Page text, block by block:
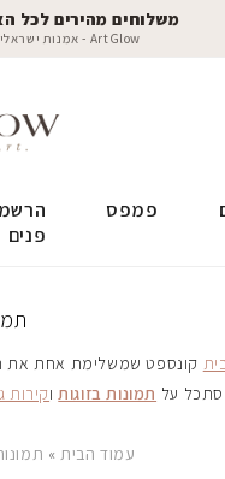
משלוחים מהירים לכל
ArtGlow - אמנות ישראלית
פמפס
פנים
קונספט שמשלימת אחת את
על תמונות בזוגותוקירות
עמוד הבית»